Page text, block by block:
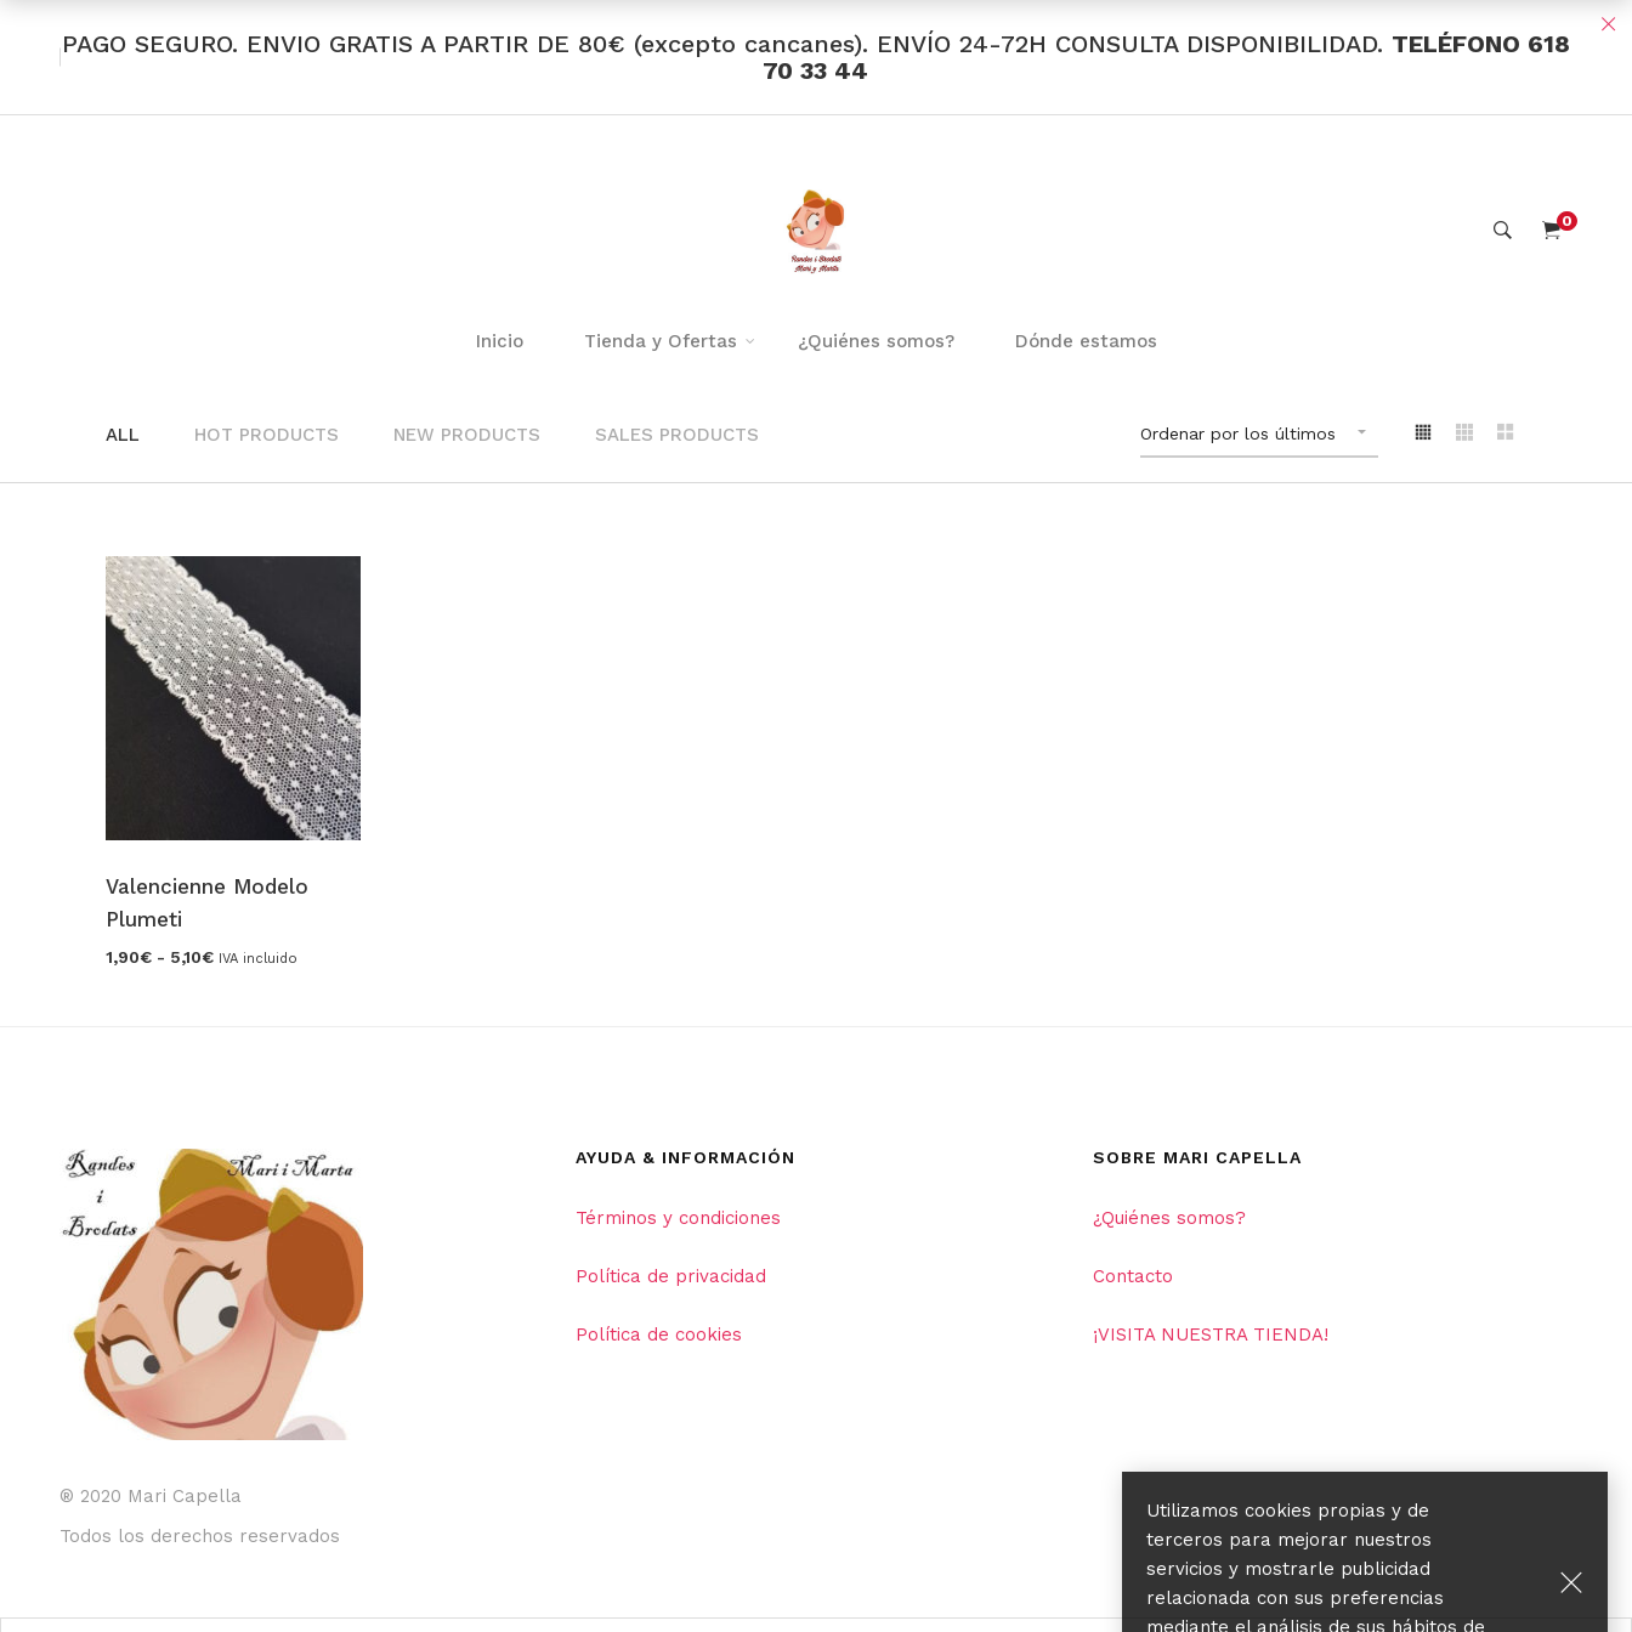
PAGO SEGURO. ENVIO GRATIS A PARTIR DE 80€ (excepto cancanes). ENVÍO 24-72H CONSULTA DISPONIBILIDAD. TELÉFONO 618
70 33 44
0
Inicio Tienda y Ofertas ¿Quiénes somos? Dónde estamos
ALL HOT PRODUCTS NEW PRODUCTS SALES PRODUCTS Ordenar por los últimos
Valencienne Modelo
Plumeti
1,90€ - 5,10€Rango
IVA incluido
® 2020 Mari Capella
Todos los derechos reservados
AYUDA & INFORMACIÓN
Términos y condiciones
Política de privacidad
Política de cookies
SOBRE MARI CAPELLA
¿Quiénes somos?
Contacto
¡VISITA NUESTRA TIENDA!
Utilizamos cookies propias y de
terceros para mejorar nuestros
servicios y mostrarle publicidad
relacionada con sus preferencias
mediante el análisis de sus hábitos de